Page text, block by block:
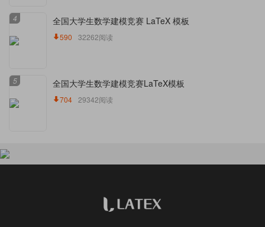
4 全国大学生数学建模竞赛 LaTeX 模板
590 32262阅读
5 全国大学生数学建模竞赛LaTeX模板
704 29342阅读